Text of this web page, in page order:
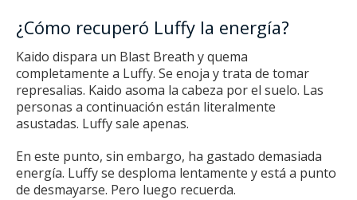
¿Cómo recuperó Luffy la energía?
Kaido dispara un Blast Breath y quema
completamente a Luffy. Se enoja y trata de tomar
represalias. Kaido asoma la cabeza por el suelo. Las
personas a continuación están literalmente
asustadas. Luffy sale apenas.
En este punto, sin embargo, ha gastado demasiada
energía. Luffy se desploma lentamente y está a punto
de desmayarse. Pero luego recuerda.